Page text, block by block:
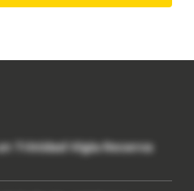
Trinidad Vigia Reserva